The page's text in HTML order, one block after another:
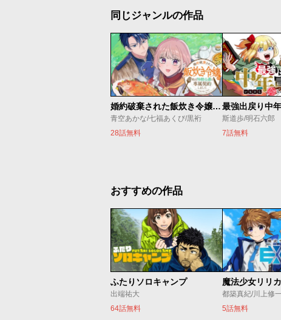
同じジャンルの作品
婚約破棄された飯炊き令嬢の私は冷酷公爵と専属契約しました～ですが胃袋を掴んだ結果、冷たかった公爵様がどんどん優しくなっています～
青空あかな/七福あくび/黒裄
28話無料
斯道歩/明石六郎
7話無料
おすすめの作品
ふたりソロキャンプ
出端祐大
64話無料
都築真紀/川上修
5話無料